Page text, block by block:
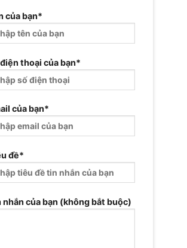
của bạn*
thoại của bạn*
của bạn*
đề*
nhắn của bạn (không bắt buộc)